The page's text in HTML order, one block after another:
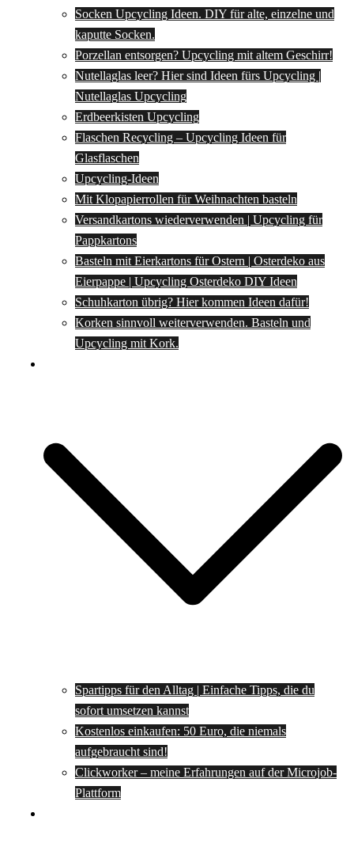
Socken Upcycling Ideen. DIY für alte, einzelne und
kaputte Socken.
Porzellan entsorgen? Upcycling mit altem Geschirr!
Nutellaglas leer? Hier sind Ideen fürs Upcycling |
Nutellaglas Upcycling
Erdbeerkisten Upcycling
Flaschen Recycling – Upcycling Ideen für
Glasflaschen
Upcycling-Ideen
Mit Klopapierrollen für Weihnachten basteln
Versandkartons wiederverwenden | Upcycling für
Pappkartons
Basteln mit Eierkartons für Ostern | Osterdeko aus
Eierpappe | Upcycling Osterdeko DIY Ideen
Schuhkarton übrig? Hier kommen Ideen dafür!
Korken sinnvoll weiterverwenden. Basteln und
Upcycling mit Kork.
Spartipps für den Alltag | Einfache Tipps, die du
sofort umsetzen kannst
Kostenlos einkaufen: 50 Euro, die niemals
aufgebraucht sind!
Clickworker – meine Erfahrungen auf der Microjob-
Plattform